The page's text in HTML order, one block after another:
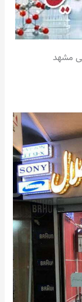
مشهد